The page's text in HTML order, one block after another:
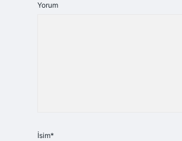
Yorum
İsim*